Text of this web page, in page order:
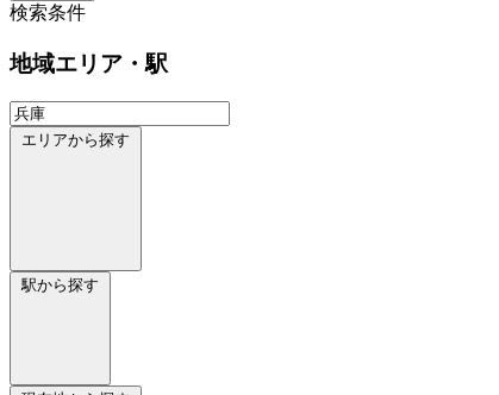
検索条件
地域エリア・駅
エリアから探す
駅から探す